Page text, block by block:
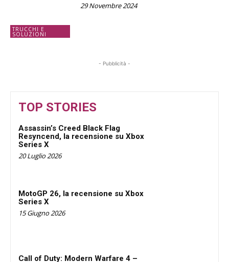
TRUCCHI E
SOLUZIONI
29 Novembre 2024
- Pubblicità -
TOP STORIES
Assassin’s Creed Black Flag
Resyncend, la recensione su Xbox
Series X
20 Luglio 2026
MotoGP 26, la recensione su Xbox
Series X
15 Giugno 2026
Call of Duty: Modern Warfare 4 –